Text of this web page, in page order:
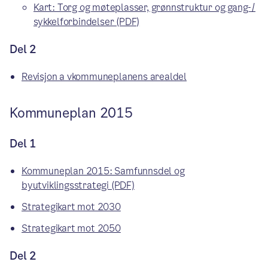
Kart: Torg og møteplasser, grønnstruktur og gang-/
sykkelforbindelser (PDF)
Del 2
Revisjon a vkommuneplanens arealdel
Kommuneplan 2015
Del 1
Kommuneplan 2015: Samfunnsdel og
byutviklingsstrategi (PDF)
Strategikart mot 2030
Strategikart mot 2050
Del 2